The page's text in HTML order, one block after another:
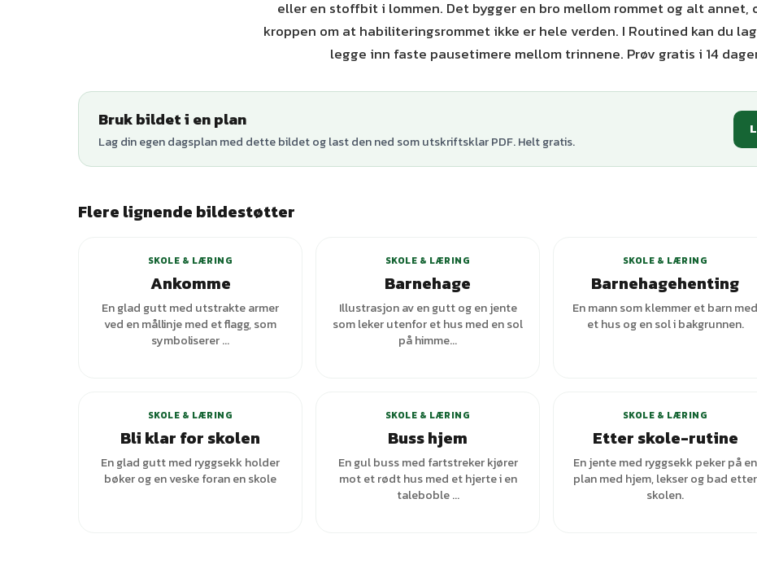
eller en stoffbit i lommen. Det bygger en bro mellom rommet og alt annet,
kroppen om at habiliteringsrommet ikke er hele verden. I Routined kan du
legge inn faste pausetimere mellom trinnene. Prøv gratis i 14
Bruk bildet i en plan
Lag din egen dagsplan med dette bildet og last den ned som utskriftsklar PDF. Helt gratis.
Flere lignende bildestøtter
SKOLE & LÆRING
Ankomme
En glad gutt med utstrakte armer
ved en mållinje med et flagg, som
symboliserer ...
SKOLE & LÆRING
Barnehage
Illustrasjon av en gutt og en jente
som leker utenfor et hus med en sol
på himme...
SKOLE & LÆRING
Barnehagehenting
En mann som klemmer et barn med
et hus og en sol i bakgrunnen.
SKOLE & LÆRING
Bli klar for skolen
En glad gutt med ryggsekk holder
bøker og en veske foran en skole
SKOLE & LÆRING
Buss hjem
En gul buss med fartstreker kjører
mot et rødt hus med et hjerte i en
taleboble ...
SKOLE & LÆRING
Etter skole-rutine
En jente med ryggsekk peker på en
plan med hjem, lekser og bad etter
skolen.